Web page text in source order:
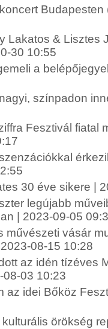
Budapesten
Lakatos & Lisztes
30 10:55
a
színpadon
Fesztivál fiatal
30 éve sikere |
legújabb
| 2023-09-05
művészeti vásár
08-15 10:28
az idén tízéves
03 10:23
az idei Bőköz
örökség